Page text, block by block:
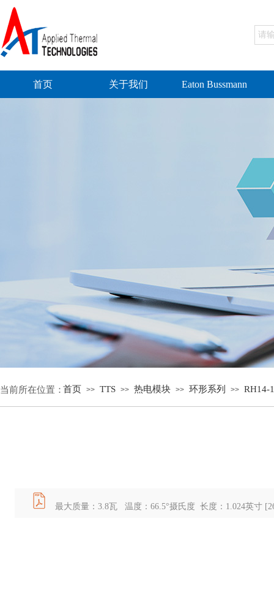
首页 关于我们 Eaton Bussmann
当前所在位置：首页 >> TTS >> 热电模块 >> 环形系列 >> RH14-
最大质量：3.8瓦 温度：66.5°摄氏度 长度：1.024英寸